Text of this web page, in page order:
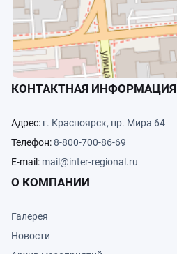
КОНТАКТНАЯ ИНФОРМАЦИЯ
Адрес: г. Красноярск, пр. Мира 64
Телефон:8-800-700-86-69
E-mail: mail@inter-regional.ru
О КОМПАНИИ
Галерея
Новости